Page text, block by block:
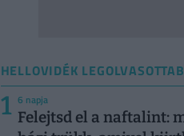
HELLOVIDÉK
1 6 napja
Felejtsd el a naftalint: